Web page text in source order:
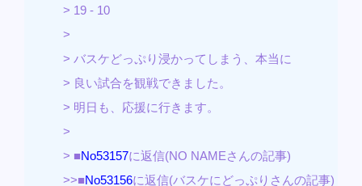
> 19 - 10
>
> バスケどっぷり浸かってしまう、本当に
> 良い試合を観戦できました。
> 明日も、応援に行きます。
>
> ■No53157に返信(NO NAMEさんの記事)
>>■No53156に返信(バスケにどっぷりさんの記事)